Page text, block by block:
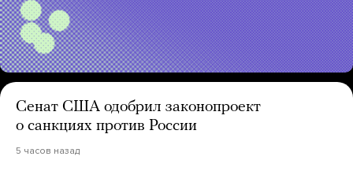
Сенат США одобрил законопроект
о санкциях против России
5 часов назад